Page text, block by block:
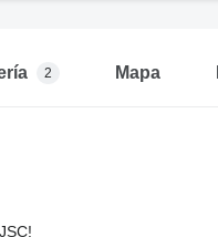
2 Mapa